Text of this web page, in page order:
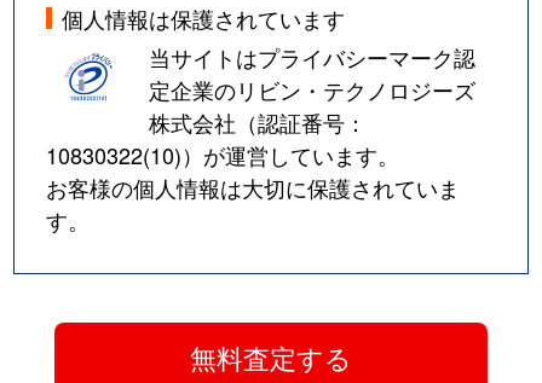
個人情報は保護されています
当サイトはプライバシーマーク認
定企業のリビン・テクノロジーズ
株式会社（認証番号：
10830322(10)）が運営しています。
お客様の個人情報は大切に保護されていま
す。